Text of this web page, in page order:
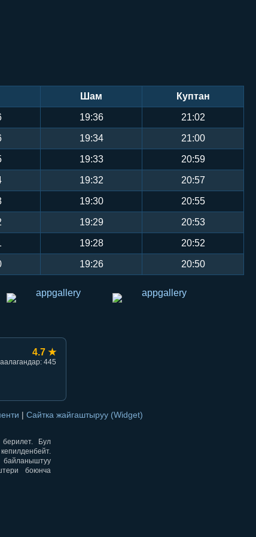
Шам Куптан
19:36 21:02
19:34 21:00
19:33 20:59
19:32 20:57
19:30 20:55
19:29 20:53
19:28 20:52
19:26 20:50
4.7 ★
445
| Сайтка жайгаштыруу (Widget)
Бул
байланыштуу
боюнча